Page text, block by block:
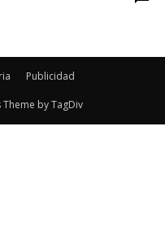
Publicidad
by TagDiv